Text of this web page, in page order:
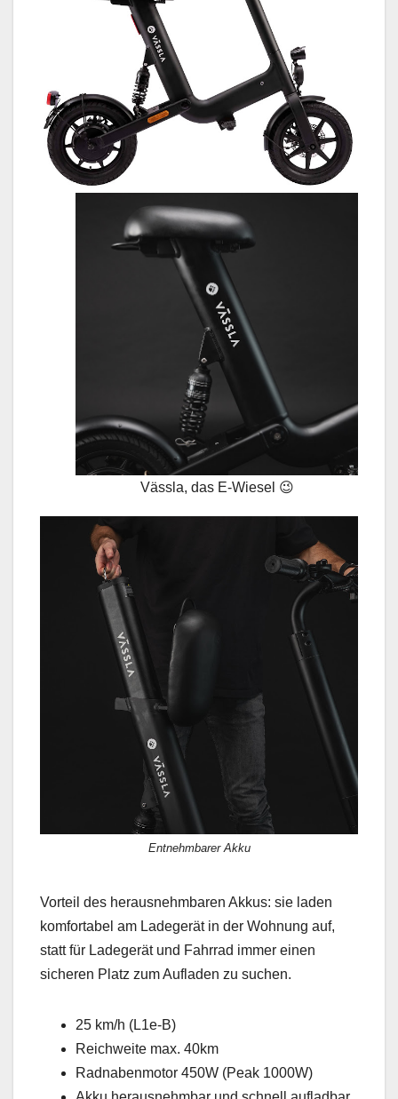
Vässla, das E-Wiesel 😉
Entnehmbarer Akku
Vorteil des herausnehmbaren Akkus: sie laden
komfortabel am Ladegerät in der Wohnung auf,
statt für Ladegerät und Fahrrad immer einen
sicheren Platz zum Aufladen zu suchen.
25 km/h (L1e-B)
Reichweite max. 40km
Radnabenmotor 450W (Peak 1000W)